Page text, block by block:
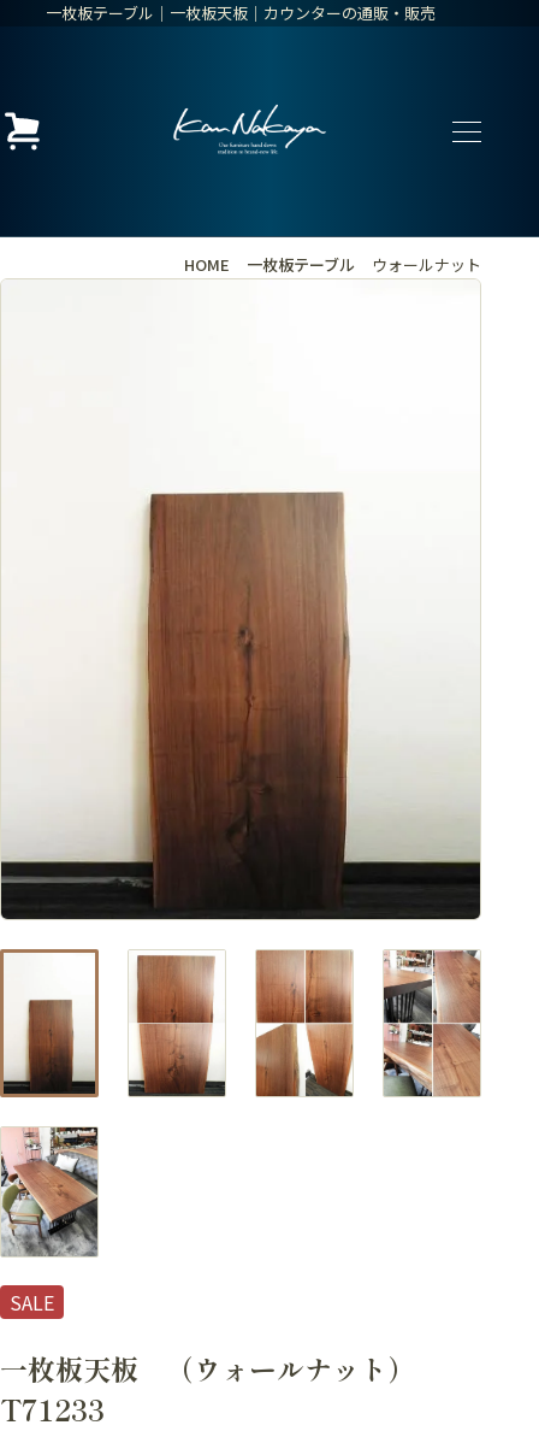
一枚板テーブル│一枚板天板│カウンターの通販・販売
HOME 一枚板テーブル ウォールナット
SALE
一枚板天板 （ウォールナット）
T71233